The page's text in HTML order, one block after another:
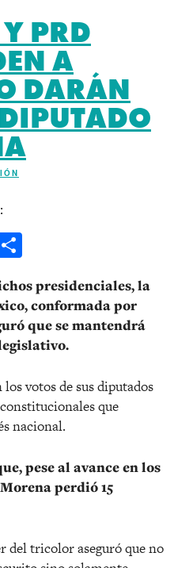
PRD
A
DARÁN
presidenciales, la
conformada por
que se mantendrá
votos de sus diputados
que
nacional.
pese al avance en los
perdió 15
del tricolor aseguró que no